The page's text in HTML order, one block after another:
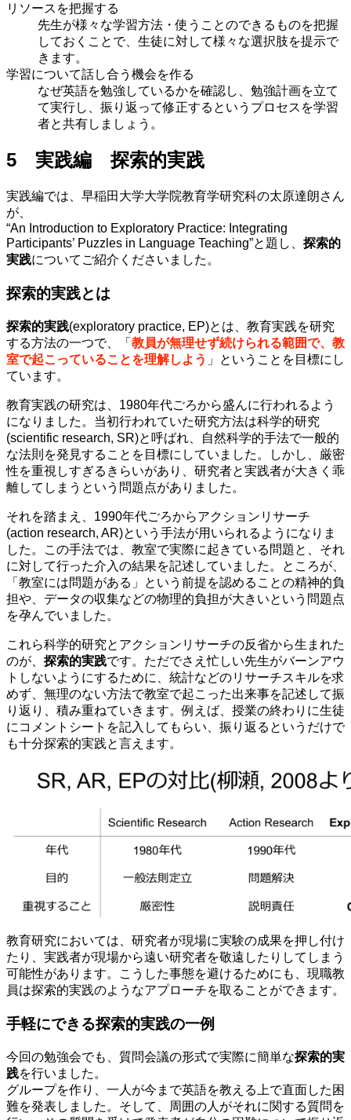
リソースを把握する
先生が様々な学習方法・使うことのできるものを把握
しておくことで、生徒に対して様々な選択肢を提示で
きます。
学習について話し合う機会を作る
なぜ英語を勉強しているかを確認し、勉強計画を立て
て実行し、振り返って修正するというプロセスを学習
者と共有しましょう。
5 実践編 探索的実践
実践編では、早稲田大学大学院教育学研究科の太原達朗さん
が、
“An Introduction to Exploratory Practice: Integrating
Participants’ Puzzles in Language Teaching”と題し、 探索的
実践についてご紹介くださいました。
探索的実践とは
探索的実践(exploratory practice, EP)とは、教育実践を研究
する方法の一つで、「 教員が無理せず続けられる範囲で、教
室で起こっていることを理解しよう 」ということを目標にし
ています。
教育実践の研究は、1980年代ごろから盛んに行われるよう
になりました。当初行われていた研究方法は科学的研究
(scientific research, SR)と呼ばれ、自然科学的手法で一般的
な法則を発見することを目標にしていました。しかし、厳密
性を重視しすぎるきらいがあり、研究者と実践者が大きく乖
離してしまうという問題点がありました。
それを踏まえ、1990年代ごろからアクションリサーチ
(action research, AR)という手法が用いられるようになりま
した。この手法では、教室で実際に起きている問題と、それ
に対して行った介入の結果を記述していました。ところが、
「教室には問題がある」という前提を認めることの精神的負
担や、データの収集などの物理的負担が大きいという問題点
を孕んでいました。
これら科学的研究とアクションリサーチの反省から生まれた
のが、 探索的実践です。ただでさえ忙しい先生がバーンアウ
トしないようにするために、統計などのリサーチスキルを求
めず、無理のない方法で教室で起こった出来事を記述して振
り返り、積み重ねていきます。例えば、授業の終わりに生徒
にコメントシートを記入してもらい、振り返るというだけで
も十分探索的実践と言えます。
教育研究においては、研究者が現場に実験の成果を押し付け
たり、実践者が現場から遠い研究者を敬遠したりしてしまう
可能性があります。こうした事態を避けるためにも、現職教
員は探索的実践のようなアプローチを取ることができます。
手軽にできる探索的実践の一例
今回の勉強会でも、質問会議の形式で実際に簡単な探索的実
践を行いました。
グループを作り、一人が今まで英語を教える上で直面した困
難を発表しました。そして、周囲の人がそれに関する質問を